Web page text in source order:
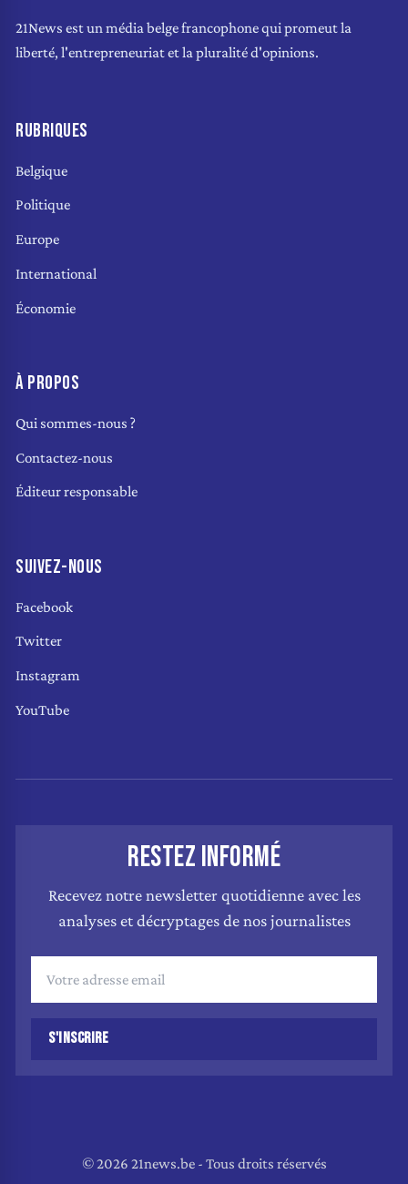
21News est un média belge francophone qui promeut la
liberté, l'entrepreneuriat et la pluralité d'opinions.
RUBRIQUES
Belgique
Politique
Europe
International
Économie
À PROPOS
Qui sommes-nous ?
Contactez-nous
Éditeur responsable
SUIVEZ-NOUS
Facebook
Twitter
Instagram
YouTube
RESTEZ INFORMÉ
Recevez notre newsletter quotidienne avec les
analyses et décryptages de nos journalistes
S'INSCRIRE
© 2026 21news.be - Tous droits réservés